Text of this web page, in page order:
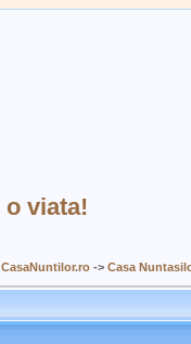
viata!
-> Casa